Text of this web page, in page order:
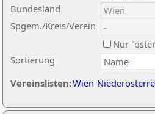
Sortierung
Bundesland
Spgem./Kreis/Verein
Nur
Vereinslisten:Wien